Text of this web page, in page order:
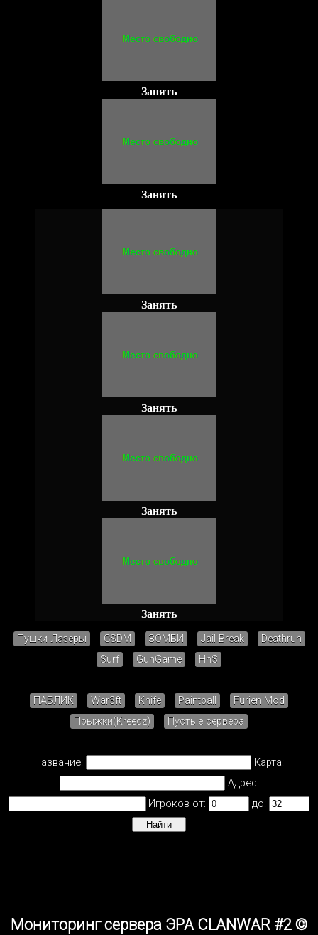
Занять
Занять
Занять
Занять
Занять
Занять
Пушки Лазеры CSDM ЗОМБИ Jail Break
Deathrun
Surf
GunGame HnS
ПАБЛИК War3ft Knife Paintball
Furien Mod
Прыжки(Kreedz)
Пустые сервера
Название:
Карта:
Адрес:
Игроков от:
до:
Мониторинг сервера ЭРА CLANWAR #2 ©